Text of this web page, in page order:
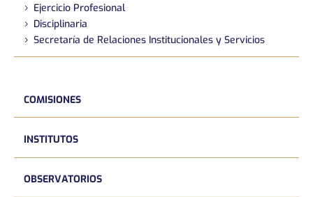
Ejercicio Profesional
Disciplinaria
Secretaría de Relaciones Institucionales y Servicios
COMISIONES
INSTITUTOS
OBSERVATORIOS